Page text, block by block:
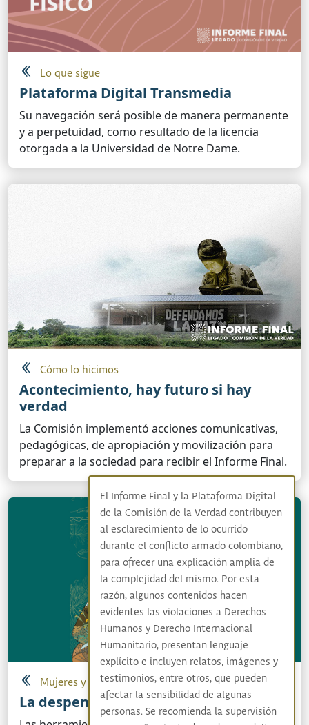
Lo que sigue
Plataforma Digital Transmedia
Su navegación será posible de manera permanente
y a perpetuidad, como resultado de la licencia
otorgada a la Universidad de Notre Dame.
Cómo lo hicimos
Acontecimiento, hay futuro si hay
verdad
La Comisión implementó acciones comunicativas,
pedagógicas, de apropiación y movilización para
preparar a la sociedad para recibir el Informe Final.
Mujeres y personas LGBTIQ+
La despensa
El Informe Final y la Plataforma Digital
de la Comisión de la Verdad contribuyen
al esclarecimiento de lo ocurrido
durante el conflicto armado colombiano,
para ofrecer una explicación amplia de
la complejidad del mismo. Por esta
razón, algunos contenidos hacen
evidentes las violaciones a Derechos
Humanos y Derecho Internacional
Humanitario, presentan lenguaje
explícito e incluyen relatos, imágenes y
testimonios, entre otros, que pueden
afectar la sensibilidad de algunas
personas. Se recomienda la supervisión